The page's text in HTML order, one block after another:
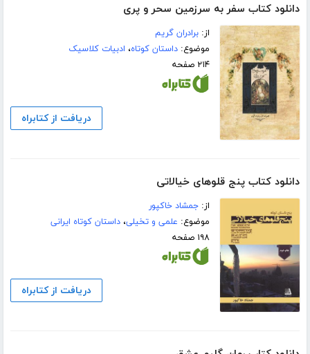
دانلود کتاب سفر به سرزمین سحر و پری
از:برادران گریم
موضوع:داستان کوتاه، ادبیات کلاسیک
۲۱۴ صفحه
دریافت از کتابراه
دانلود کتاب پنج قلوهای خیالاتی
از:جمشاد خاکپور
موضوع: علمی و تخیلی،داستان کوتاه ایرانی
۱۹۸ صفحه
دریافت از کتابراه